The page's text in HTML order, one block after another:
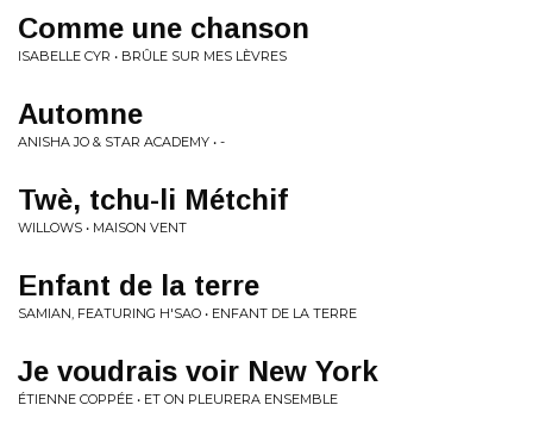
Comme une chanson
ISABELLE CYR • BRÛLE SUR MES LÈVRES
Automne
ANISHA JO & STAR ACADEMY • -
Twè, tchu-li Métchif
WILLOWS • MAISON VENT
Enfant de la terre
SAMIAN, FEATURING H'SAO • ENFANT DE LA TERRE
Je voudrais voir New York
ÉTIENNE COPPÉE • ET ON PLEURERA ENSEMBLE